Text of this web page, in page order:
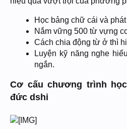
Học bảng chữ cái và
Nắm vững 500 từ vựng
Cách chia động từ ở thì
Luyện kỹ năng nghe
ngắn.
Cơ cấu chương trình
đức dshi